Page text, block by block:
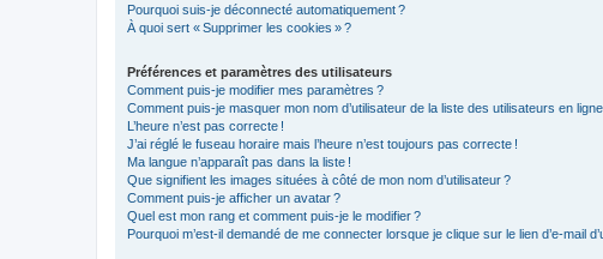
Pourquoi suis-je déconnecté automatiquement ?
À quoi sert « Supprimer les cookies » ?
Préférences et paramètres des utilisateurs
Comment puis-je modifier mes paramètres ?
Comment puis-je masquer mon nom d’utilisateur de la liste des utilisateurs en
L’heure n’est pas correcte !
J’ai réglé le fuseau horaire mais l’heure n’est toujours pas correcte !
Ma langue n’apparaît pas dans la liste !
Que signifient les images situées à côté de mon nom d’utilisateur ?
Comment puis-je afficher un avatar ?
Quel est mon rang et comment puis-je le modifier ?
Pourquoi m’est-il demandé de me connecter lorsque je clique sur le lien d’e-mail